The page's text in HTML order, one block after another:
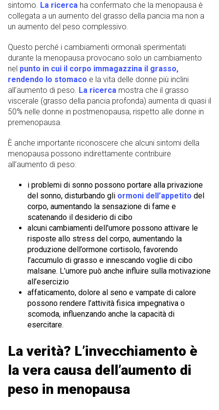
sintomo. La ricerca ha confermato che la menopausa è
collegata a un aumento del grasso della pancia ma non a
un aumento del peso complessivo.
Questo perché i cambiamenti ormonali sperimentati
durante la menopausa provocano solo un cambiamento
nel punto in cui il corpo immagazzina il grasso,
rendendo lo stomaco e la vita delle donne più inclini
all’aumento di peso. La ricerca mostra che il grasso
viscerale (grasso della pancia profonda) aumenta di quasi il
50% nelle donne in postmenopausa, rispetto alle donne in
premenopausa.
È anche importante riconoscere che alcuni sintomi della
menopausa possono indirettamente contribuire
all’aumento di peso:
i problemi di sonno possono portare alla privazione
del sonno, disturbando gli ormoni dell’appetito del
corpo, aumentando la sensazione di fame e
scatenando il desiderio di cibo
alcuni cambiamenti dell’umore possono attivare le
risposte allo stress del corpo, aumentando la
produzione dell’ormone cortisolo, favorendo
l’accumulo di grasso e innescando voglie di cibo
malsane. L’umore può anche influire sulla motivazione
all’esercizio
affaticamento, dolore al seno e vampate di calore
possono rendere l’attività fisica impegnativa o
scomoda, influenzando anche la capacità di
esercitare.
La verità? L’invecchiamento è
la vera causa dell’aumento di
peso in menopausa